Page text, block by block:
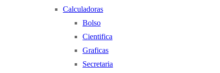
Calculadoras
Bolso
Cientifica
Graficas
Secretaria